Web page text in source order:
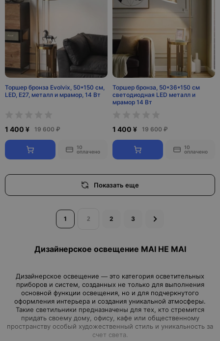
Торшер бронза Evolvix, 50*150 см,
LED, Е27, металл и мрамор, 14 Вт
1 400 ¥ 19 600 ₽
10
оплачено
Торшер бронза, 50*36*150 см
светодиодная LED металл и
мрамор 14 Вт
1 400 ¥ 19 600 ₽
10
оплачено
Показать еще
1 2 3
Дизайнерское освещение MAI HE MAI
Дизайнерское освещение — это категория осветительных
приборов и систем, созданных не только для выполнения
основной функции освещения, но и для подчеркнутого
оформления интерьера и создания уникальной атмосферы.
Такие светильники предназначены для тех, кто стремится
придать своему дому, офису, кафе или общественному
пространству особый художественный стиль и уникальность за